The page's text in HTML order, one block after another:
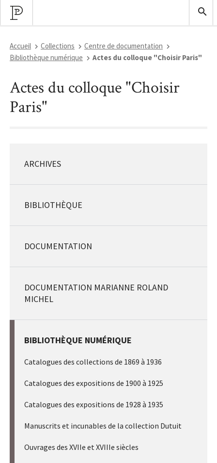
Accueil Collections
Centre de documentation
Bibliothèque numérique
Actes du colloque "Choisir Paris"
Actes du colloque "Choisir
Paris"
ARCHIVES
BIBLIOTHÈQUE
DOCUMENTATION
DOCUMENTATION MARIANNE ROLAND
MICHEL
BIBLIOTHÈQUE NUMÉRIQUE
Catalogues des collections de 1869 à 1936
Catalogues des expositions de 1900 à 1925
Catalogues des expositions de 1928 à 1935
Manuscrits et incunables de la collection Dutuit
Ouvrages des XVIIe et XVIIIe siècles